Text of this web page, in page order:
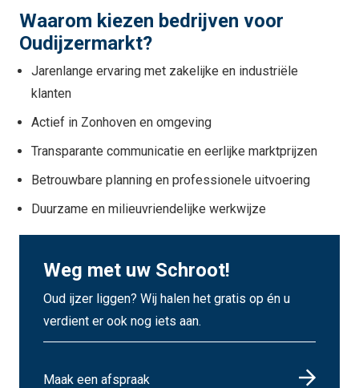
Waarom kiezen bedrijven voor
Oudijzermarkt?
Jarenlange ervaring met zakelijke en industriële
klanten
Actief in Zonhoven en omgeving
Transparante communicatie en eerlijke marktprijzen
Betrouwbare planning en professionele uitvoering
Duurzame en milieuvriendelijke werkwijze
Weg met uw Schroot!
Oud ijzer liggen? Wij halen het gratis op én u
verdient er ook nog iets aan.
Maak een afspraak